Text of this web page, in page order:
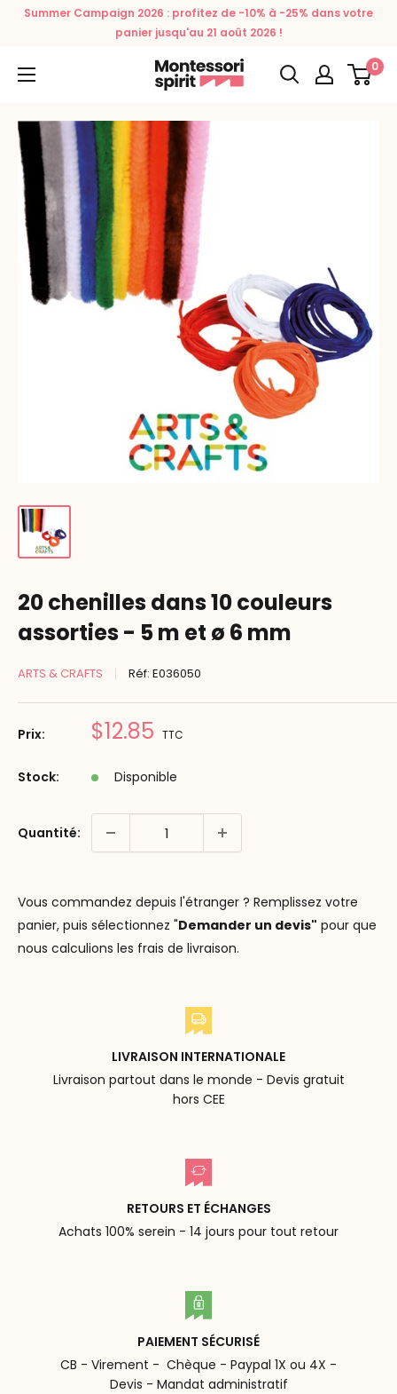
PasserSummer Campaign 2026 : profitez de -10% à -25% dans votre
panier jusqu'au 21 août 2026 !
Montessori
Spirit
0
20 chenilles dans 10 couleurs
assorties - 5 m et ø 6 mm
ARTS & CRAFTS Réf: E036050
Prix: Prix
$12.85 TTC
Stock: Disponible
Quantité:
Vous commandez depuis l'étranger ? Remplissez votre
panier, puis sélectionnez "Demander un devis" pour que
nous calculions les frais de livraison.
LIVRAISON INTERNATIONALE
Livraison partout dans le monde - Devis gratuit
hors CEE
RETOURS ET ÉCHANGES
Achats 100% serein - 14 jours pour tout retour
PAIEMENT SÉCURISÉ
CB - Virement - Chèque - Paypal 1X ou 4X -
Devis - Mandat administratif